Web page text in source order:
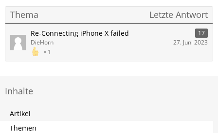
Thema Letzte Antwort
Re-Connecting iPhone X failed 17
1
DieHorn 27. Juni 2023
Inhalte
Artikel
Themen